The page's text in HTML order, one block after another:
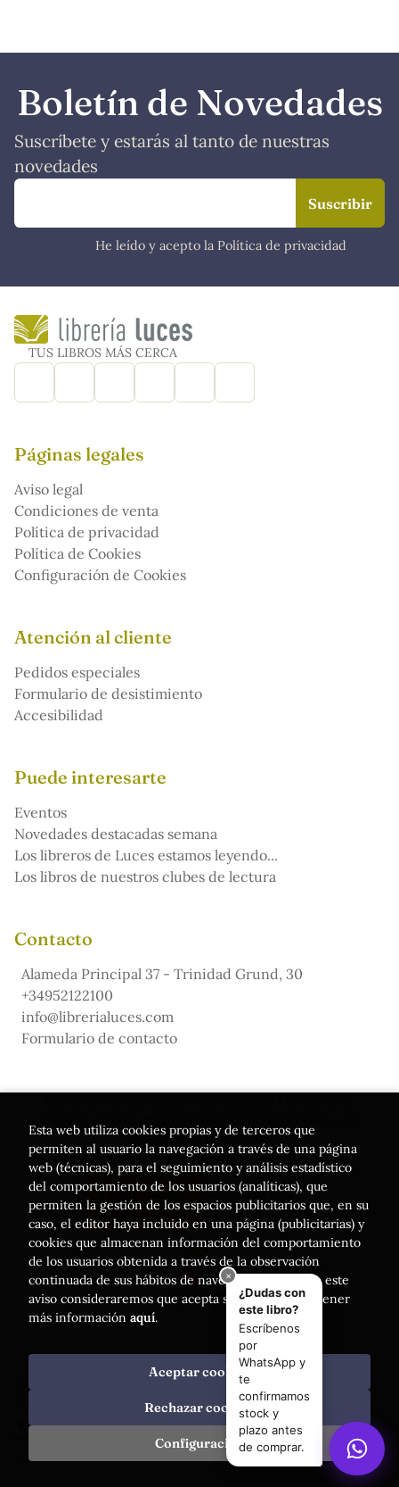
Boletín de Novedades
Suscríbete y estarás al tanto de nuestras
novedades
He leído y acepto la Política de privacidad
TUS LIBROS MÁS CERCA
Páginas legales
Aviso legal
Condiciones de venta
Política de privacidad
Política de Cookies
Configuración de Cookies
Atención al cliente
Pedidos especiales
Formulario de desistimiento
Accesibilidad
Puede interesarte
Eventos
Novedades destacadas semana
Los libreros de Luces estamos leyendo...
Los libros de nuestros clubes de lectura
Contacto
Alameda Principal 37 - Trinidad Grund, 30
+34952122100
info@librerialuces.com
Formulario de contacto
Cómic y de la Lectura
. Todos los Derechos Reservados |
Esta web utiliza cookies propias y de terceros que
permiten al usuario la navegación a través de una página
web (técnicas), para el seguimiento y análisis estadístico
del comportamiento de los usuarios (analíticas), que
permiten la gestión de los espacios publicitarios que, en su
caso, el editor haya incluido en una página (publicitarias) y
cookies que almacenan información del comportamiento
de los usuarios obtenida a través de la observación
continuada de sus hábitos de navegación. Si acepta este
aviso consideraremos que acepta su uso. Puede obtener
más información aquí.
Configuración
Rechazar cookies
Aceptar cookies